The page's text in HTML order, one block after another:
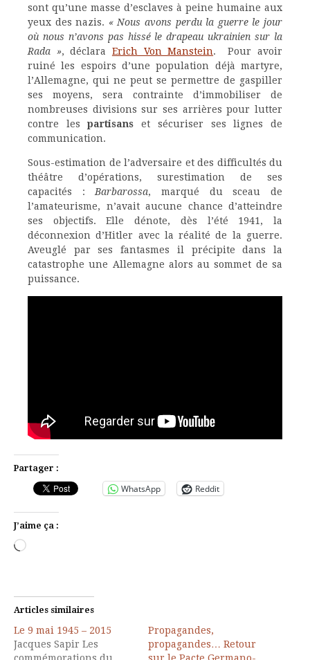
sont qu’une masse d’esclaves à peine humaine aux
yeux des nazis. « Nous avons perdu la guerre le jour
où nous n’avons pas hissé le drapeau ukrainien sur la
Rada », déclara Erich Von Manstein. Pour avoir
ruiné les espoirs d’une population déjà martyre,
l’Allemagne, qui ne peut se permettre de gaspiller
ses moyens, sera contrainte d’immobiliser de
nombreuses divisions sur ses arrières pour lutter
contre lespartisans et sécuriser ses lignes de
communication.
Sous-estimation de l’adversaire et des difficultés du
théâtre d’opérations, surestimation de ses
capacités : Barbarossa, marqué du sceau de
l’amateurisme, n’avait aucune chance d’atteindre
ses objectifs. Elle dénote, dès l’été 1941, la
déconnexion d’Hitler avec la réalité de la guerre.
Aveuglé par ses fantasmes il précipite dans la
catastrophe une Allemagne alors au sommet de sa
puissance.
Partager :
WhatsApp Reddit
J’aime ça :
Chargement…
Articles similaires
Le 9 mai 1945 – 2015
Jacques Sapir Les
Propagandes,
propagandes… Retour